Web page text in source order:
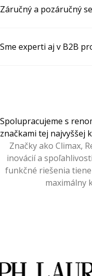
Záručný a pozáručný
Sme experti aj v B2B
Spolupracujeme s
značkami tej najvyššej
Značky ako Climax,
inovácií a
funkčné riešenia
maximálny